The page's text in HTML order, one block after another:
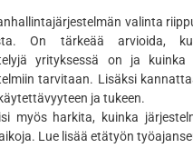
valinta
On tärkeää arvioida,
yrityksessä on ja kuinka
tarvitaan. Lisäksi
ja tukeen.
myös harkita, kuinka
Lue lisää etätyön